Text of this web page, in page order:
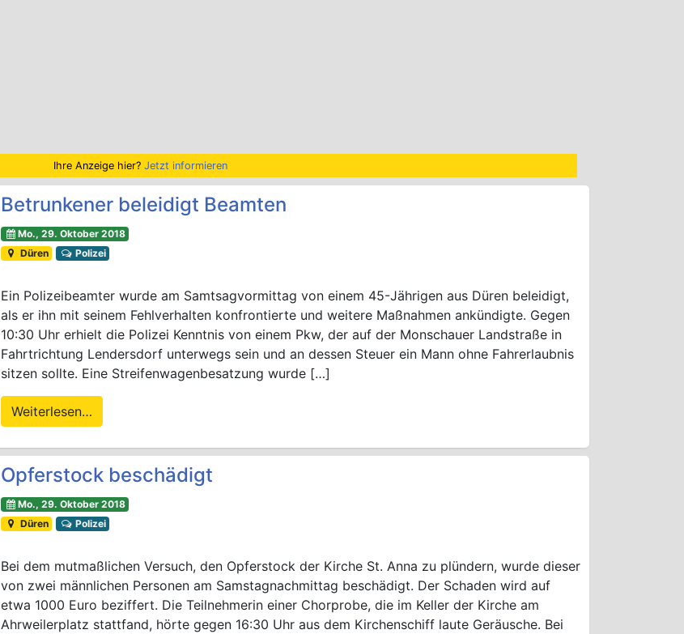
Ihre Anzeige hier? Jetzt informieren
Betrunkener beleidigt Beamten
Mo., 29. Oktober 2018
Düren
Polizei
Ein Polizeibeamter wurde am Samtsagvormittag von einem 45-Jährigen aus Düren beleidigt,
als er ihn mit seinem Fehlverhalten konfrontierte und weitere Maßnahmen ankündigte. Gegen
10:30 Uhr erhielt die Polizei Kenntnis von einem Pkw, der auf der Monschauer Landstraße in
Fahrtrichtung Lendersdorf unterwegs sein und an dessen Steuer ein Mann ohne Fahrerlaubnis
sitzen sollte. Eine Streifenwagenbesatzung wurde […]
Weiterlesen…
Opferstock beschädigt
Mo., 29. Oktober 2018
Düren
Polizei
Bei dem mutmaßlichen Versuch, den Opferstock der Kirche St. Anna zu plündern, wurde dieser
von zwei männlichen Personen am Samstagnachmittag beschädigt. Der Schaden wird auf
etwa 1000 Euro beziffert. Die Teilnehmerin einer Chorprobe, die im Keller der Kirche am
Ahrweilerplatz stattfand, hörte gegen 16:30 Uhr aus dem Kirchenschiff laute Geräusche. Bei